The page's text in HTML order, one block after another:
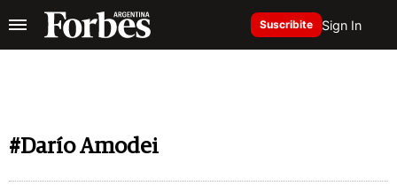
Suscribite Sign In
#Darío Amodei